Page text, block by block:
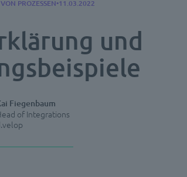
und
PROZESSEN 11.03.2022
Fiegenbaum
of Integrations